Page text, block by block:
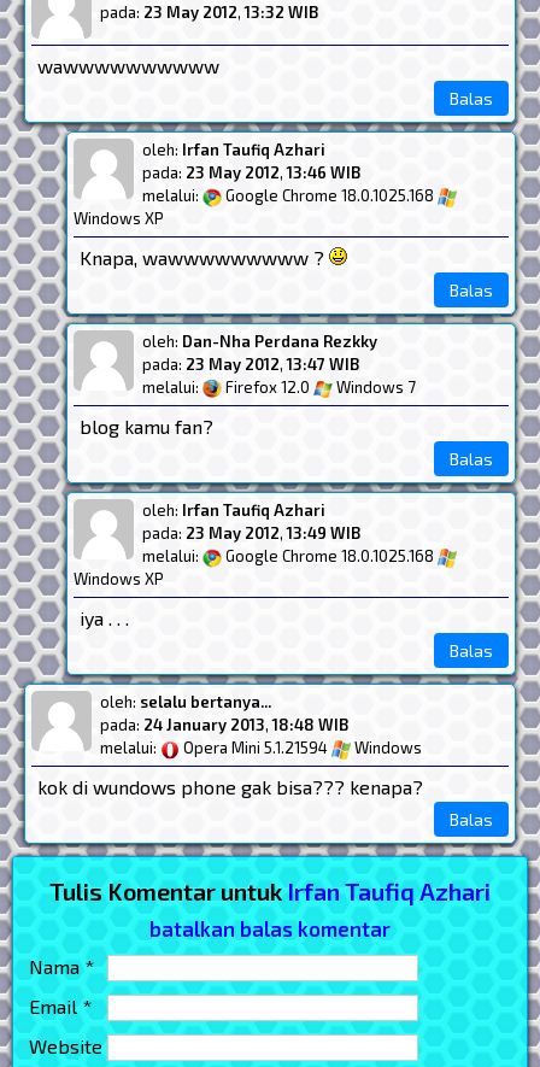
pada: 23 May 2012,13:32 WIB
wawwwwwwwwww
Balas
oleh: Irfan Taufiq Azhari
pada: 23 May 2012,13:46 WIB
melalui:
Google Chrome 18.0.1025.168
Windows XP
Knapa, wawwwwwwwww ?
Balas
oleh: Dan-Nha Perdana Rezkky
pada: 23 May 2012,13:47 WIB
melalui:
Firefox 12.0 Windows 7
blog kamu fan?
Balas
oleh: Irfan Taufiq Azhari
pada: 23 May 2012,13:49 WIB
melalui:
Google Chrome 18.0.1025.168
Windows XP
iya . . .
Balas
oleh: selalu bertanya...
pada: 24 January 2013,18:48 WIB
melalui:
Opera Mini 5.1.21594 Windows
kok di wundows phone gak bisa??? kenapa?
Balas
Tulis Komentar untuk Irfan Taufiq Azhari
batalkan balas komentar
Nama *
Email *
Website